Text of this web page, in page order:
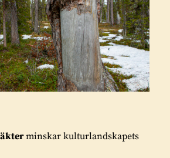
minskar kulturlandskapets